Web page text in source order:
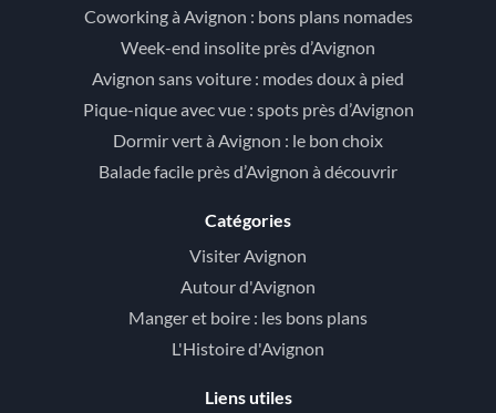
Coworking à Avignon : bons plans nomades
Week-end insolite près d’Avignon
Avignon sans voiture : modes doux à pied
Pique-nique avec vue : spots près d’Avignon
Dormir vert à Avignon : le bon choix
Balade facile près d’Avignon à découvrir
Catégories
Visiter Avignon
Autour d'Avignon
Manger et boire : les bons plans
L'Histoire d'Avignon
Liens utiles